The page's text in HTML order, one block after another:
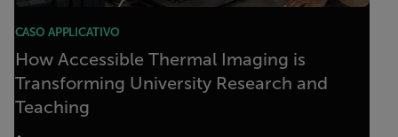
CASO APPLICATIVO
How Accessible Thermal Imaging is
Transforming University Research and
Teaching